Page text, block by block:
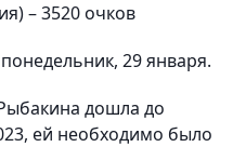
– 3520 очков
29 января.
дошла до
ей необходимо было